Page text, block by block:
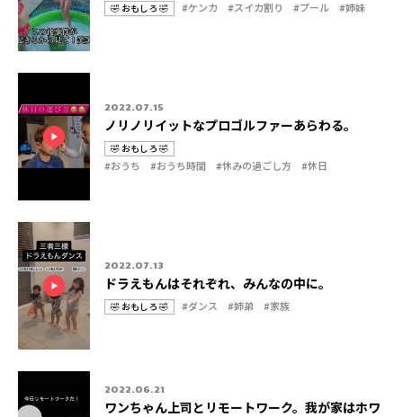
カ🤣 おもしろ 🤣
タ
#ケンカ #スイカ割り #プール #姉妹
2022.07.15
ノリノリイットなプロゴルファーあらわる。
カ
🤣 おもしろ 🤣
タ
#おうち #おうち時間 #休みの過ごし方 #休日
2022.07.13
ドラえもんはそれぞれ、みんなの中に。
カ🤣 おもしろ 🤣
タ
#ダンス #姉弟 #家族
2022.06.21
ワンちゃん上司とリモートワーク。我が家はホワ